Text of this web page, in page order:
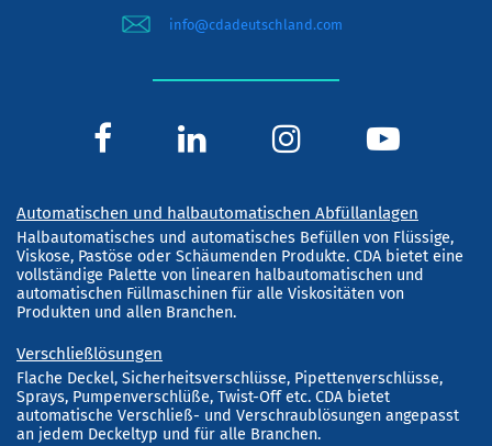
info@cdadeutschland.com
Automatischen und halbautomatischen Abfüllanlagen
Halbautomatisches und automatisches Befüllen von Flüssige,
Viskose, Pastöse oder Schäumenden Produkte. CDA bietet eine
vollständige Palette von linearen halbautomatischen und
automatischen Füllmaschinen für alle Viskositäten von
Produkten und allen Branchen.
Verschließlösungen
Flache Deckel, Sicherheitsverschlüsse, Pipettenverschlüsse,
Sprays, Pumpenverschlüße, Twist-Off etc. CDA bietet
automatische Verschließ- und Verschraublösungen angepasst
an jedem Deckeltyp und für alle Branchen.